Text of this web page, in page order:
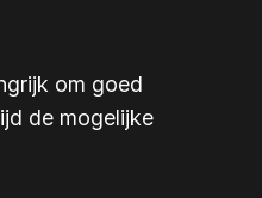
om goed
de mogelijke